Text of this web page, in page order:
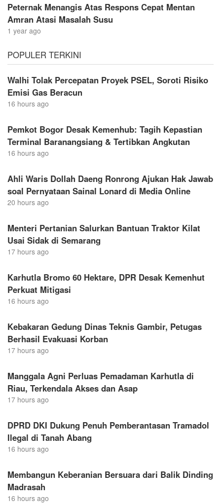
Peternak Menangis Atas Respons Cepat Mentan
Amran Atasi Masalah Susu
1 year ago
POPULER TERKINI
Walhi Tolak Percepatan Proyek PSEL, Soroti Risiko
Emisi Gas Beracun
16 hours ago
Pemkot Bogor Desak Kemenhub: Tagih Kepastian
Terminal Baranangsiang & Tertibkan Angkutan
16 hours ago
Ahli Waris Dollah Daeng Ronrong Ajukan Hak Jawab
soal Pernyataan Sainal Lonard di Media Online
20 hours ago
Menteri Pertanian Salurkan Bantuan Traktor Kilat
Usai Sidak di Semarang
17 hours ago
Karhutla Bromo 60 Hektare, DPR Desak Kemenhut
Perkuat Mitigasi
16 hours ago
Kebakaran Gedung Dinas Teknis Gambir, Petugas
Berhasil Evakuasi Korban
17 hours ago
Manggala Agni Perluas Pemadaman Karhutla di
Riau, Terkendala Akses dan Asap
17 hours ago
DPRD DKI Dukung Penuh Pemberantasan Tramadol
Ilegal di Tanah Abang
16 hours ago
Membangun Keberanian Bersuara dari Balik Dinding
Madrasah
16 hours ago